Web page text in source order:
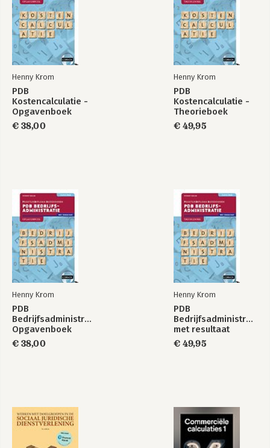
Henny Krom
PDB
Kostencalculatie -
Opgavenboek
€ 38,00
Henny Krom
PDB
Kostencalculatie -
Theorieboek
€ 49,95
Henny Krom
PDB
Bedrijfsadministratie
Opgavenboek
€ 38,00
Henny Krom
PDB
Bedrijfsadministratie
met resultaat
Theorieboek
€ 49,95